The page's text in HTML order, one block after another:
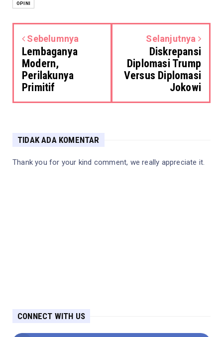
OPINI
Sebelumnya
Lembaganya
Modern,
Perilakunya
Primitif
Selanjutnya
Diskrepansi
Diplomasi Trump
Versus Diplomasi
Jokowi
TIDAK ADA KOMENTAR
Thank you for your kind comment, we really appreciate it.
CONNECT WITH US